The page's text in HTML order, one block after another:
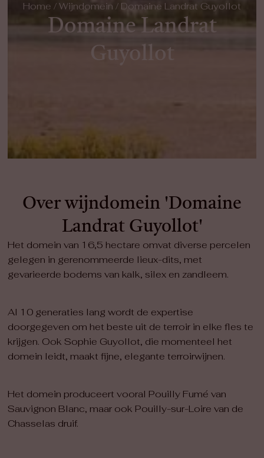
Home / Wijndomein / Domaine Landrat Guyollot
Domaine Landrat
Guyollot
Over wijndomein 'Domaine
Landrat Guyollot'
Het domein van 16,5 hectare omvat diverse percelen
gelegen in gerenommeerde lieux-dits, met
gevarieerde bodems van kalk, silex en zandleem.
Al 10 generaties lang wordt de expertise
doorgegeven om het beste uit de terroir in elke fles te
krijgen. Ook Sophie Guyollot, die momenteel het
domein leidt, maakt fijne, elegante terroirwijnen.
Het domein produceert vooral Pouilly Fumé van
Sauvignon Blanc, maar ook Pouilly-sur-Loire van de
Chasselas druif.